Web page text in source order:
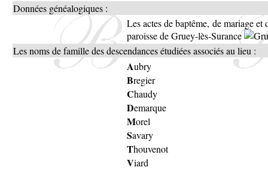
Données généalogiques :
Les actes de baptême, de mariage
paroisse de Gruey-lès-Surance
Les noms de famille des descendances étudiées associés au lieu :
Aubry
Bregier
Chaudy
Demarque
Morel
Savary
Thouvenot
Viard